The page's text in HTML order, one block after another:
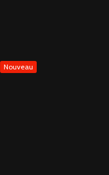
Nouveau